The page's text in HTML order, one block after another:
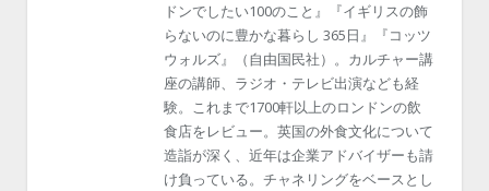
ドンでしたい100のこと』『イギリスの飾
らないのに豊かな暮らし 365日』『コッツ
ウォルズ』（自由国民社）。カルチャー講
座の講師、ラジオ・テレビ出演なども経
験。これまで1700軒以上のロンドンの飲
食店をレビュー。英国の外食文化について
造詣が深く、近年は企業アドバイザーも請
け負っている。チャネリングをベースとし